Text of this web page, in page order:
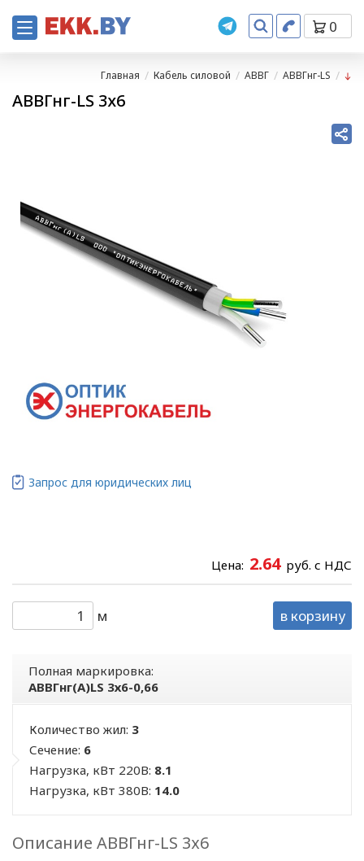
0
Главная Кабель силовой АВВГ АВВГнг-LS
АВВГнг-LS 3х6
Полная маркировка:
АВВГнг(А)LS 3х6-0,66
Количество жил: 3
Сечение: 6
Нагрузка, кВт 220В: 8.1
Нагрузка, кВт 380В: 14.0
Цена: 2.64 руб. с НДС
м в корзину
Запрос для юридических лиц
Описание АВВГнг-LS 3х6